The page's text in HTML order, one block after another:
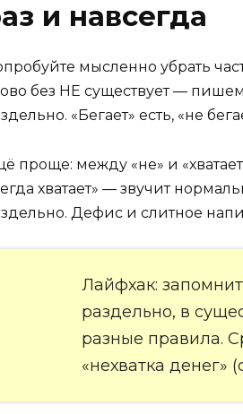
и навсегда
мысленно убрать
без НЕ существует — пишем
«Бегает» есть, «не
проще: между «не» и
хватает» — звучит
Дефис и слитное
Лайфхак:
раздельно, в
разные правила.
«нехватка денег»